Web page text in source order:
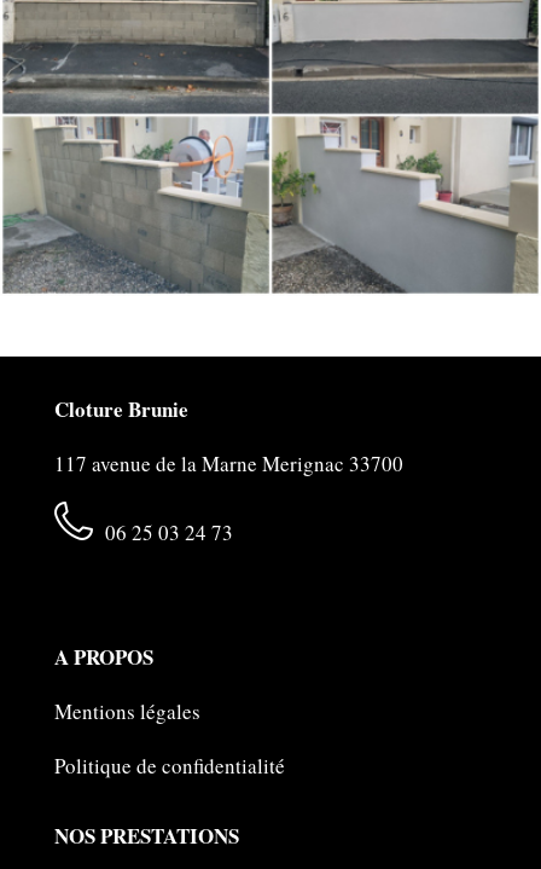
Cloture Brunie
117 avenue de la Marne Merignac 33700
06 25 03 24 73
A PROPOS
Mentions légales
Politique de confidentialité
NOS PRESTATIONS